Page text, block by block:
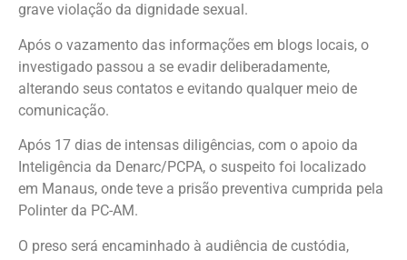
grave violação da dignidade sexual.
Após o vazamento das informações em blogs locais, o
investigado passou a se evadir deliberadamente,
alterando seus contatos e evitando qualquer meio de
comunicação.
Após 17 dias de intensas diligências, com o apoio da
Inteligência da Denarc/PCPA, o suspeito foi localizado
em Manaus, onde teve a prisão preventiva cumprida pela
Polinter da PC-AM.
O preso será encaminhado à audiência de custódia,